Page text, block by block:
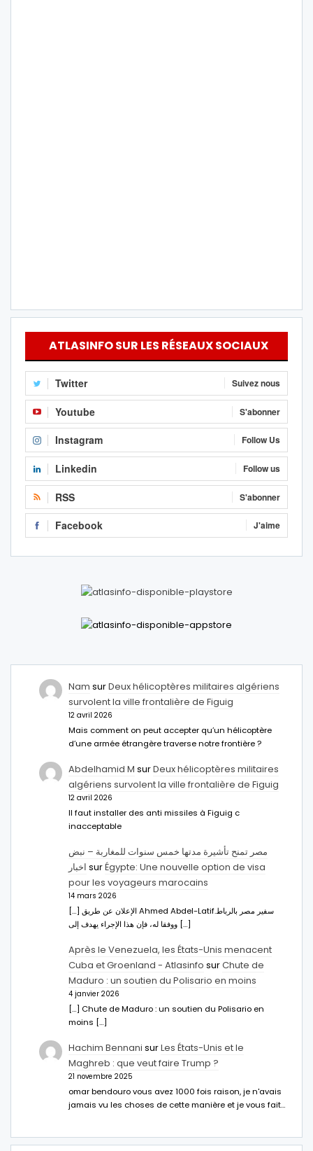
ATLASINFO SUR LES RÉSEAUX SOCIAUX
Twitter Suivez nous
Youtube S'abonner
Instagram Follow Us
Linkedin Follow us
RSS S'abonner
Facebook J'aime
Nam surDeux hélicoptères militaires algériens
survolent la ville frontalière de Figuig
12 avril 2026
Mais comment on peut accepter qu’un hélicoptère
d’une armée étrangère traverse notre frontière ?
Abdelhamid M surDeux hélicoptères militaires
algériens survolent la ville frontalière de Figuig
12 avril 2026
Il faut installer des anti missiles à Figuig c
inacceptable
مصر تمنح تأشيرة مدتها خمس سنوات للمغاربة – نبض
اخبار surÉgypte: Une nouvelle option de visa
pour les voyageurs marocains
14 mars 2026
[…] الإعلان عن طريق Ahmed Abdel-Latifسفير مصر بالرباط.
ووفقا له، فإن هذا الإجراء يهدف إلى […]
Après le Venezuela, les États-Unis menacent
Cuba et Groenland - Atlasinfo surChute de
Maduro : un soutien du Polisario en moins
4 janvier 2026
[…] Chute de Maduro : un soutien du Polisario en
moins […]
Hachim Bennani surLes États-Unis et le
Maghreb : que veut faire Trump ?
21 novembre 2025
omar bendouro vous avez 1000 fois raison, je n'avais
jamais vu les choses de cette manière et je vous fait…